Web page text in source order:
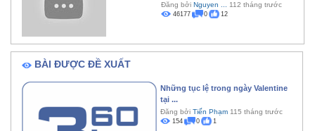
Đăng bởi Nguyen ... 112 tháng trước
46177 0 12
BÀI ĐƯỢC ĐỀ XUẤT
Những tục lệ trong ngày Valentine
tại ...
Đăng bởi Tiến Phạm 115 tháng trước
154 0 1